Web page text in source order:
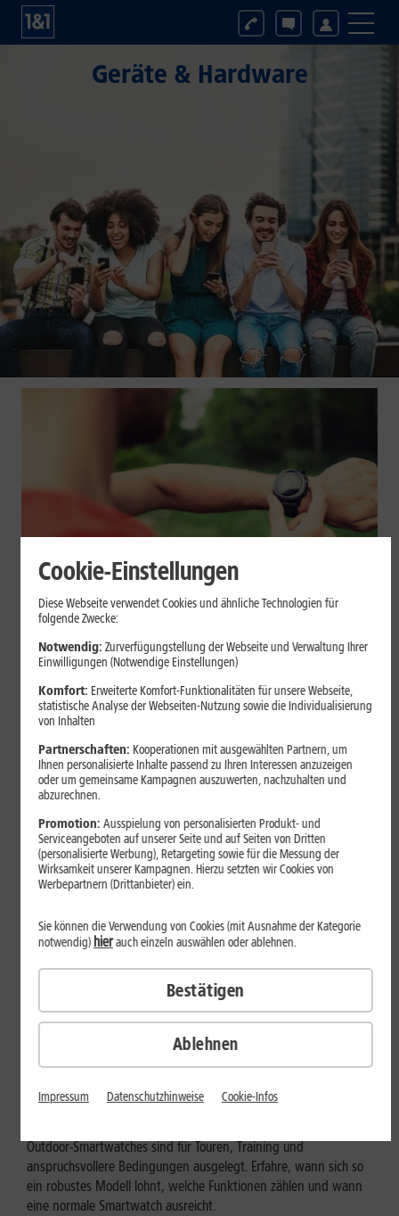
Geräte & Hardware
Geräte & Hardware
Smartwatch beim Sport: So
unterstützt sie Dein Training
Eine Smartwatch macht Belastung, Tempo und Trainingsablauf
sichtbar. Erfahre, wie Du Pulsmessung, Herzfrequenzzonen, GPS,
keine medizinische Beurteilung ersetzen.
Mehr erfahren
Outdoor-Smartwatch: Für wen
eignen sich die robusten Modelle?
Outdoor-Smartwatches sind für Touren, Training und
anspruchsvollere Bedingungen ausgelegt. Erfahre, wann sich so
ein robustes Modell lohnt, welche Funktionen zählen und wann
eine normale Smartwatch ausreicht.
Cookie-Einstellungen
Diese Webseite verwendet Cookies und ähnliche Technologien für
folgende Zwecke:
Notwendig: Zurverfügungstellung der Webseite und Verwaltung Ihrer
Einwilligungen (Notwendige Einstellungen)
Komfort: Erweiterte Komfort-Funktionalitäten für unsere Webseite,
statistische Analyse der Webseiten-Nutzung sowie die Individualisierung
von Inhalten
Partnerschaften: Kooperationen mit ausgewählten Partnern, um
Ihnen personalisierte Inhalte passend zu Ihren Interessen anzuzeigen
oder um gemeinsame Kampagnen auszuwerten, nachzuhalten und
abzurechnen.
Promotion: Ausspielung von personalisierten Produkt- und
Serviceangeboten auf unserer Seite und auf Seiten von Dritten
(personalisierte Werbung), Retargeting sowie für die Messung der
Wirksamkeit unserer Kampagnen. Hierzu setzten wir Cookies von
Werbepartnern (Drittanbieter) ein.
Ablehnen
Sie können die Verwendung von Cookies (mit Ausnahme der Kategorie
notwendig) hierauch einzeln auswählen oder ablehnen.
Bestätigen
Impressum Datenschutzhinweise Cookie-Infos